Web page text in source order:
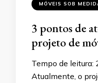
MÓVEIS SOB
3 pontos de
projeto de
Tempo de leitura:
Atualmente, o